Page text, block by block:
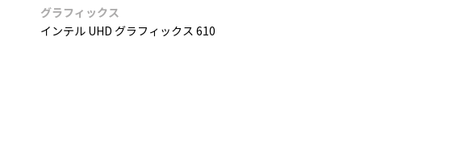
グラフィックス
インテル UHD グラフィックス 610